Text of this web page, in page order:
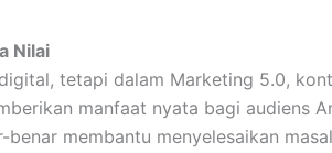
Nilai
tetapi dalam Marketing 5.0,
manfaat nyata bagi audiens
membantu menyelesaikan